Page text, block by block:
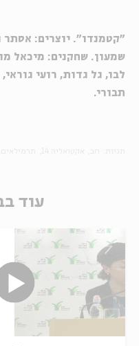
"קטמנדו". יוצרים: אסתר
שמעון. שחקנים: מיכאל
לבו, גל גדות, רועי
תבורי.
עוד